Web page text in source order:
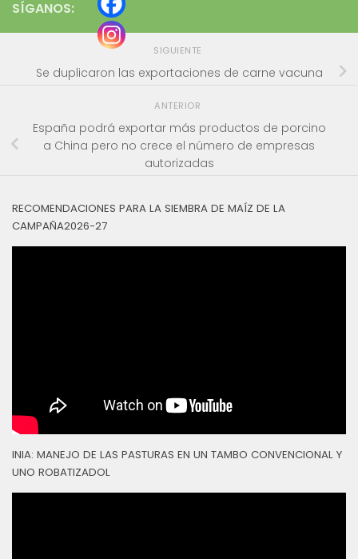
SÍGANOS:
SIGUIENTE
Se duplicaron las exportaciones de carne vacuna
ANTERIOR
España podrá exportar más productos de porcino
a China pero no crece el número de empresas
autorizadas
RECOMENDACIONES PARA LA SIEMBRA DE MAÍZ DE LA
CAMPAÑA2026-27
INIA: MANEJO DE LAS PASTURAS EN UN TAMBO CONVENCIONAL Y
UNO ROBATIZADOL